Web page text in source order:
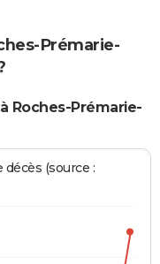
Prémarie-
Roches-Prémarie-
(source :